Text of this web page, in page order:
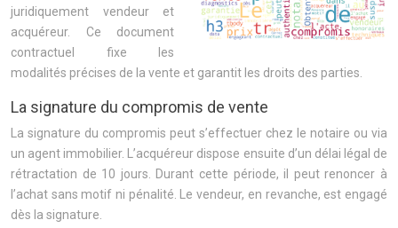
juridiquement vendeur et
acquéreur. Ce document
contractuel fixe les
modalités précises de la vente et garantit les droits des parties.
La signature du compromis de vente
La signature du compromis peut s’effectuer chez le notaire ou via
un agent immobilier. L’acquéreur dispose ensuite d’un délai légal de
rétractation de 10 jours. Durant cette période, il peut renoncer à
l’achat sans motif ni pénalité. Le vendeur, en revanche, est engagé
dès la signature.